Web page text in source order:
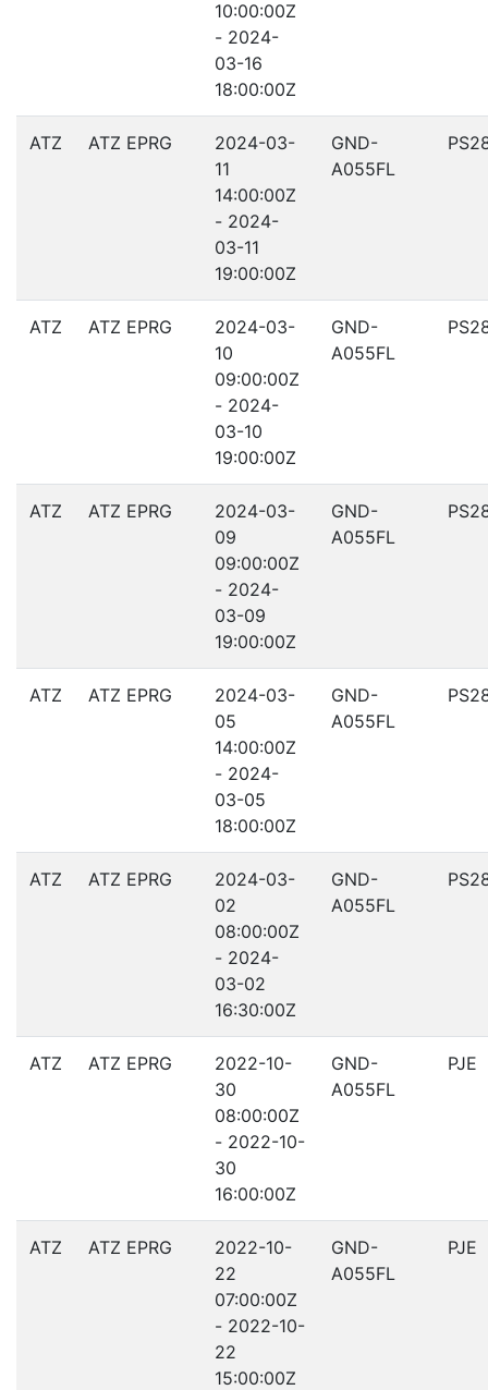
10:00:00Z
- 2024-
03-16
18:00:00Z
ATZ ATZ EPRG
2024-03-
11
14:00:00Z
- 2024-
03-11
19:00:00Z
GND-
A055FL
ATZ ATZ EPRG
2024-03-
10
09:00:00Z
- 2024-
03-10
19:00:00Z
GND-
A055FL
ATZ ATZ EPRG
2024-03-
09
09:00:00Z
- 2024-
03-09
19:00:00Z
GND-
A055FL
ATZ ATZ EPRG
2024-03-
05
14:00:00Z
- 2024-
03-05
18:00:00Z
GND-
A055FL
ATZ ATZ EPRG
2024-03-
02
08:00:00Z
- 2024-
03-02
16:30:00Z
GND-
A055FL
ATZ ATZ EPRG
2022-10-
30
08:00:00Z
- 2022-10-
30
16:00:00Z
GND-
A055FL
PJE
ATZ ATZ EPRG
2022-10-
22
07:00:00Z
- 2022-10-
22
15:00:00Z
GND-
A055FL
PJE